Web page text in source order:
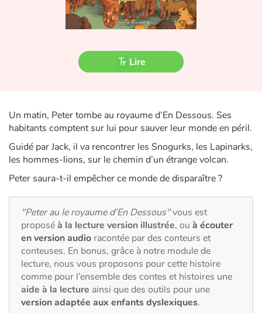
Princesses et princes, rois, reines et dragons
Les animaux
Voyage, épopée, enquête, aventure
Apprentissage
Art, espace, activité
Documentaires
En famille
Lire
Un matin, Peter tombe au royaume d’En Dessous. Ses
habitants comptent sur lui pour sauver leur monde en péril.
Guidé par Jack, il va rencontrer les Snogurks, les Lapinarks,
les hommes-lions, sur le chemin d’un étrange volcan.
Peter saura-t-il empêcher ce monde de disparaître ?
"Peter au le royaume d'En Dessous"vous est
proposéà la lecture version illustrée, ou à écouter
en version audio racontée par des conteurs et
conteuses. En bonus, grâce à notre module de
lecture, nous vous proposons pour cette histoire
comme pour l’ensemble des contes et histoires une
aide à la lecture ainsi que des outils pour une
version adaptée aux enfants dyslexiques.